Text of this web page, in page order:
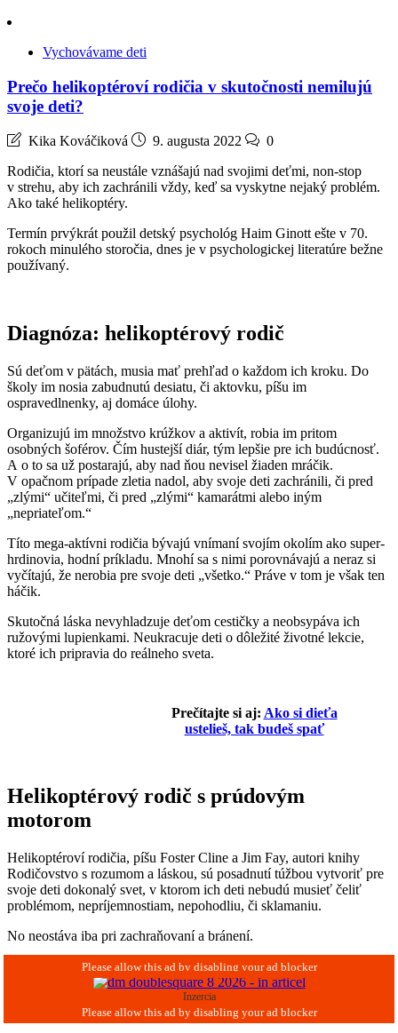
Vychovávame deti
Prečo helikoptéroví rodičia v skutočnosti nemilujú
svoje deti?
Kika Kováčiková 9. augusta 2022
0
Rodičia, ktorí sa neustále vznášajú nad svojimi deťmi, non-stop
v strehu, aby ich zachránili vždy, keď sa vyskytne nejaký problém.
Ako také helikoptéry.
Termín prvýkrát použil detský psychológ Haim Ginott ešte v 70.
rokoch minulého storočia, dnes je v psychologickej literatúre bežne
používaný.
Diagnóza: helikoptérový rodič
Sú deťom v pätách, musia mať prehľad o každom ich kroku. Do
školy im nosia zabudnutú desiatu, či aktovku, píšu im
ospravedlnenky, aj domáce úlohy.
Organizujú im množstvo krúžkov a aktivít, robia im pritom
osobných šoférov. Čím hustejší diár, tým lepšie pre ich budúcnosť.
A o to sa už postarajú, aby nad ňou nevisel žiaden mráčik.
V opačnom prípade zletia nadol, aby svoje deti zachránili, či pred
„zlými“ učiteľmi, či pred „zlými“ kamarátmi alebo iným
„nepriateľom.“
Títo mega-aktívni rodičia bývajú vnímaní svojím okolím ako super-
hrdinovia, hodní príkladu. Mnohí sa s nimi porovnávajú a neraz si
vyčítajú, že nerobia pre svoje deti „všetko.“ Práve v tom je však ten
háčik.
Skutočná láska nevyhladzuje deťom cestičky a neobsypáva ich
ružovými lupienkami. Neukracuje deti o dôležité životné lekcie,
ktoré ich pripravia do reálneho sveta.
Prečítajte si aj: Ako si dieťa
ustelieš, tak budeš spať
Helikoptérový rodič s prúdovým
motorom
Helikoptéroví rodičia, píšu Foster Cline a Jim Fay, autori knihy
Rodičovstvo s rozumom a láskou, sú posadnutí túžbou vytvoriť pre
svoje deti dokonalý svet, v ktorom ich deti nebudú musieť čeliť
problémom, nepríjemnostiam, nepohodliu, či sklamaniu.
No neostáva iba pri zachraňovaní a bránení.
Inzercia